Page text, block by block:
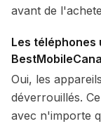
avant de
Les téléphones
Oui, les
déverrouillés.
avec n'importe